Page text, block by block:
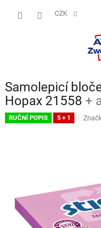
CZK
Samolepicí
Hopax 21558 +
RUČNÍ POPIS 5 + 1